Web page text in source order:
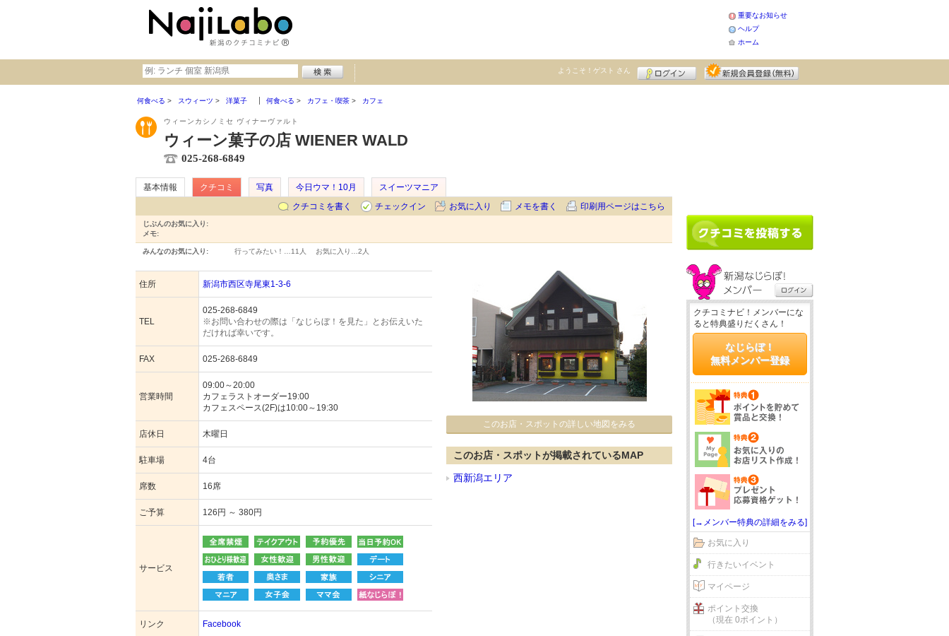
重要なお知らせ
ヘルプ
ホーム
ようこそ！ ゲスト さん
何食べる スウィーツ 洋菓子 何食べる カフェ・喫茶 カフェ
ウィーンカシノミセ ヴィナーヴァルト
ウィーン菓子の店 WIENER WALD
025-268-6849
基本情報 クチコミ 写真 今日ウマ！10月
スイーツマニア
クチコミを書く
チェックイン お気に入り メモを書く 印刷用ページはこちら
じぶんのお気に入り:
メモ:
みんなのお気に入り: 行ってみたい！… 11人 お気に入り… 2人
住所 新潟市西区寺尾東1-3-6
TEL
025-268-6849
※お問い合わせの際は「なじらぼ！を見た」とお伝えいた
だければ幸いです。
FAX 025-268-6849
営業時間
09:00～20:00
カフェラストオーダー19:00
カフェスペース(2F)は10:00～19:30
店休日 木曜日
駐車場 4台
席数 16席
ご予算 126円 ～ 380円
サービス
リンク Facebook
このお店・スポットの詳しい地図をみる
このお店・スポットが掲載されているMAP
西新潟エリア
クチコミナビ！メンバーにな
ると特典盛りだくさん！
なじらぼ！
無料メンバー登録
[→メンバー特典の詳細をみる]
お気に入り
行きたいイベント
マイページ
ポイント交換
（現在 0ポイント）